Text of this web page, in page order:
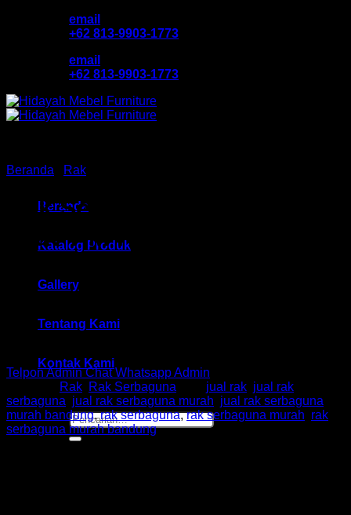
email
+62 813-9903-1773
email
+62 813-9903-1773
Beranda
Katalog Produk
Gallery
Tentang Kami
Kontak Kami
Pencarian
untuk:
Beranda Rak
Rak Serbaguna / Rak Susun
Grav HM RSG 3 Pintu
Telpon Admin Chat Whatsapp Admin
Rak Rak Serbaguna jual rak jual rak
serbaguna jual rak serbaguna murah jual rak serbaguna
murah bandung,rak serbaguna,rak serbaguna murah rak
serbaguna murah bandung